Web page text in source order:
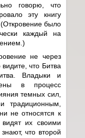
говорю, что
эту книгу
было
каждый на
не через
что Битва
Владыки и
в процесс
темных сил,
не относятся к
их своими
что второй